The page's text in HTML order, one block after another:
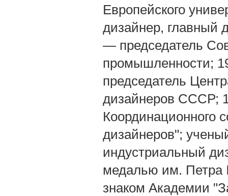
Европейского
дизайнер, главный
— председатель
промышленности;
председатель
дизайнеров СССР;
Координационного
дизайнеров";
индустриальный
медалью им. Петра
знаком Академии